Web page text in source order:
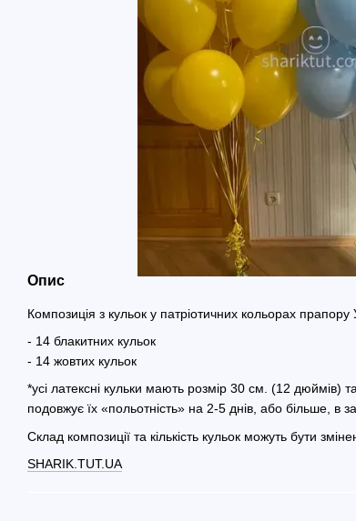
Опис
Композиція з кульок у патріотичних кольорах прапору
- 14 блакитних кульок
- 14 жовтих кульок
*усі латексні кульки мають розмір 30 см. (12 дюймів)
подовжує їх «польотність» на 2-5 днів, або більше, в
Склад композиції та кількість кульок можуть бути
SHARIK.TUT.UA